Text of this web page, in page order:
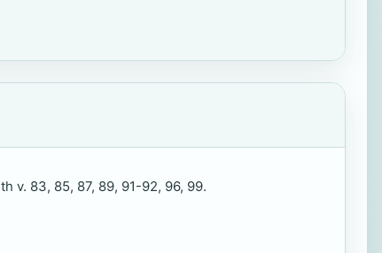
v. 83, 85, 87, 89, 91-92, 96, 99.